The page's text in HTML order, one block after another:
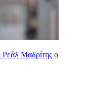
Ρεάλ Μαδρίτης ο